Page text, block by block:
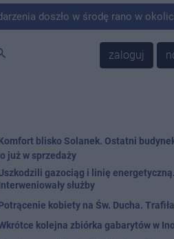
w okolicach Giebni koło Janikowa. Wówczas na słupie energetycznym
zaloguj
blisko Solanek. Ostatni
już w sprzedaży
gazociąg i linię energetyczną.
służby
kobiety na Św. Ducha.
kolejna zbiórka gabarytów w